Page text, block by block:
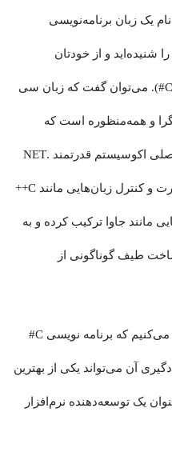
یک زبان برنامه‌نویسی
و از خودتان
؟ (C#). می‌توان گفت که زبان سی
و همه‌منظوره است که
توسط مایکروسافت به‌عنوان زبان اصلی اکوسیستم قدرتمند .NET
توسعه داده‌شده است. این زبان، قدرت و کنترل زبان‌هایی مانند C++
مانند جاوا ترکیب کرده و به
طیف گوناگونی از
در این مقاله به‌صورت کامل بررسی می‌کنیم که برنامه نویسی C#
آن می‌تواند یکی از بهترین
یک توسعه‌دهنده نرم‌افزار